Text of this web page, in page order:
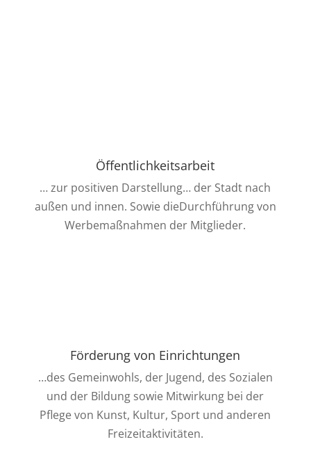
Öffentlichkeitsarbeit
… zur positiven Darstellung… der Stadt nach
außen und innen. Sowie dieDurchführung von
Werbemaßnahmen der Mitglieder.
Förderung von Einrichtungen
…des Gemeinwohls, der Jugend, des Sozialen
und der Bildung sowie Mitwirkung bei der
Pflege von Kunst, Kultur, Sport und anderen
Freizeitaktivitäten.